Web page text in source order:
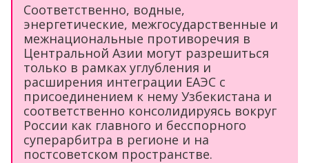
Соответственно, водные,
энергетические, межгосударственные и
межнациональные противоречия в
Центральной Азии могут разрешиться
только в рамках углубления и
расширения интеграции ЕАЭС с
присоединением к нему Узбекистана и
соответственно консолидируясь вокруг
России как главного и бесспорного
суперарбитра в регионе и на
постсоветском пространстве.